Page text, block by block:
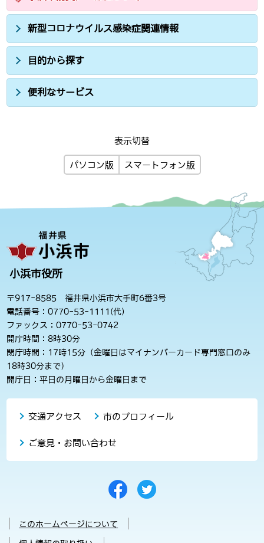
新型コロナウイルス感染症関連情報
目的から探す
便利なサービス
表示切替
パソコン版 スマートフォン版
小浜市役所
〒917-8585 福井県小浜市大手町6番3号
電話番号：0770-53-1111(代)
ファックス：0770-53-0742
開庁時間：8時30分
閉庁時間：17時15分（金曜日はマイナンバーカード専門窓口のみ
18時30分まで）
開庁日：平日の月曜日から金曜日まで
交通アクセス 市のプロフィール
ご意見・お問い合わせ
このホームページについて